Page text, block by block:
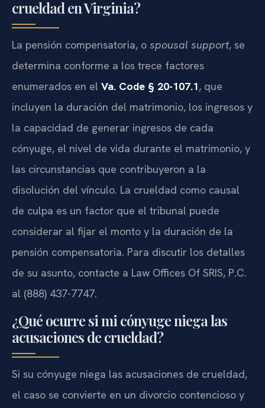
crueldad en Virginia?
La pensión compensatoria, o spousal support, se
determina conforme a los trece factores
enumerados en el Va. Code § 20-107.1, que
incluyen la duración del matrimonio, los ingresos y
la capacidad de generar ingresos de cada
cónyuge, el nivel de vida durante el matrimonio, y
las circunstancias que contribuyeron a la
disolución del vínculo. La crueldad como causal
de culpa es un factor que el tribunal puede
considerar al fijar el monto y la duración de la
pensión compensatoria. Para discutir los detalles
de su asunto, contacte a Law Offices Of SRIS, P.C.
al (888) 437-7747.
¿Qué ocurre si mi cónyuge niega las
acusaciones de crueldad?
Si su cónyuge niega las acusaciones de crueldad,
el caso se convierte en un divorcio contencioso y